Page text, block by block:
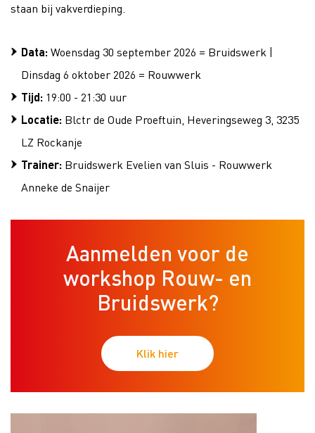
staan bij vakverdieping.
Data: Woensdag 30 september 2026 = Bruidswerk |
Dinsdag 6 oktober 2026 = Rouwwerk
Tijd: 19:00 - 21:30 uur
Locatie: Blctr de Oude Proeftuin, Heveringseweg 3, 3235
LZ Rockanje
Trainer: Bruidswerk Evelien van Sluis - Rouwwerk
Anneke de Snaijer
Aanmelden voor de
workshop Rouw- en
Bruidswerk?
Klik hier